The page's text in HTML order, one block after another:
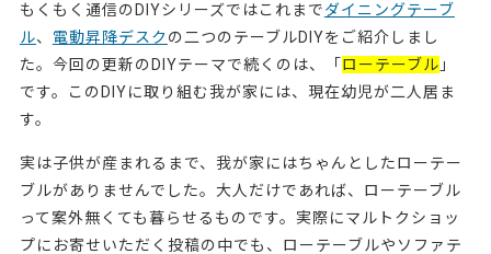
もくもく通信のDIYシリーズではこれまでダイニングテーブ
ル、 電動昇降デスク の二つのテーブルDIYをご紹介しまし
た。今回の更新のDIYテーマで続くのは、「 ローテーブル 」
です。このDIYに取り組む我が家には、現在幼児が二人居ま
す。
実は子供が産まれるまで、我が家にはちゃんとしたローテー
ブルがありませんでした。大人だけであれば、ローテーブル
って案外無くても暮らせるものです。実際にマルトクショッ
プにお寄せいただく投稿の中でも、ローテーブルやソファテ